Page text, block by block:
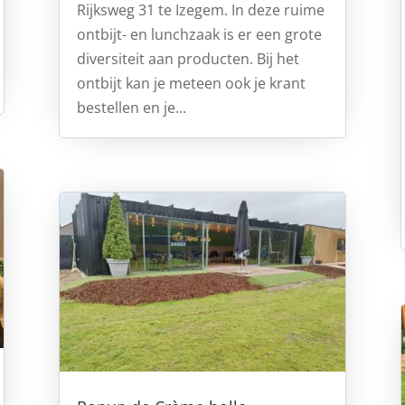
Rijksweg 31 te Izegem. In deze ruime
ontbijt- en lunchzaak is er een grote
diversiteit aan producten. Bij het
ontbijt kan je meteen ook je krant
bestellen en je...